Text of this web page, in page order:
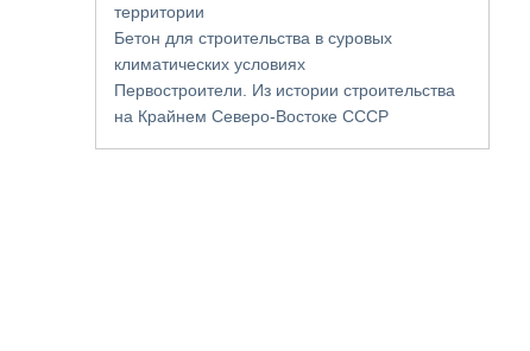
территории
Бетон для строительства в суровых
климатических условиях
Первостроители. Из истории строительства
на Крайнем Северо-Востоке СССР